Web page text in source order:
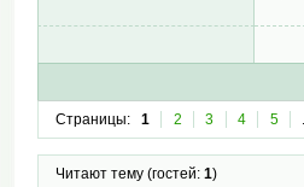
Страницы: 1 2 3 4 5
Читают тему (гостей: 1)